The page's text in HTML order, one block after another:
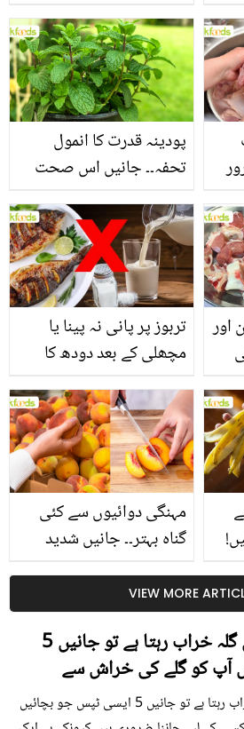
منرلز اور اینٹی آکسیڈنٹس
سے بھرپور اس سبزی کے
فائدے
پودینہ قدرت کا انمول
تحفہ۔۔ جانیں اس صحت
انگیز طبی فوائد
تربوز پر پانی نہ پینا یا
مچھلی کے بعد دودھ کا
سے متعلق غلط فہمیوں کی
حقیقت کیا ہے اور افواہ
کیا؟
4 آسان اور
مہنگی دوائیوں سے کئی
گناہ بہتر۔۔ جانیں شدید
کیوں کھانا چاہیے؟
VIEW MORE
سردی میں آپ کا بھی گلہ خراب رہتا ہے تو جانیں 5
آپ کو گلے کی خراش سے
سردی میں آپ کا بھی گلہ خراب رہتا ہے تو جانیں 5 ایسی ٹپس جو بچائیں